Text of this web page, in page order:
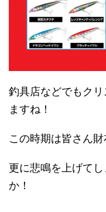
釣具店などでもク
ますね！
この時期は皆さん
更に悲鳴を上げて
か！